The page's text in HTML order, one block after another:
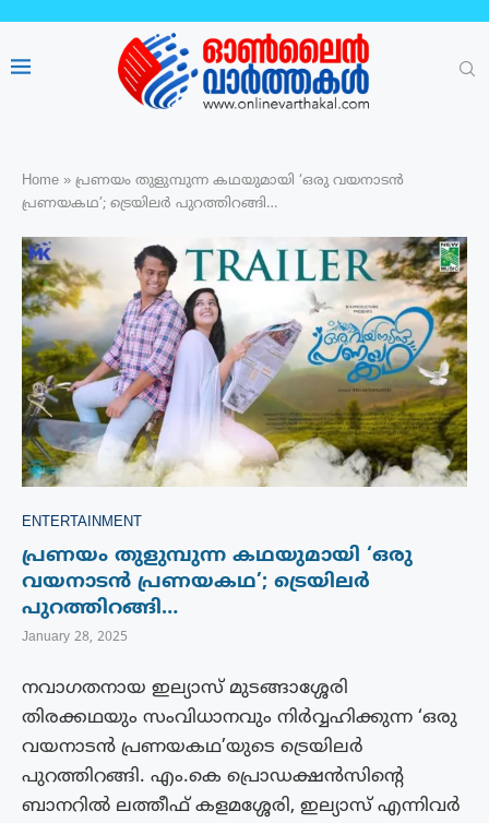
Home » പ്രണയം തുളുമ്പുന്ന കഥയുമായി ‘ഒരു വയനാടൻ
പ്രണയകഥ’; ട്രെയിലർ പുറത്തിറങ്ങി…
ENTERTAINMENT
പ്രണയം തുളുമ്പുന്ന കഥയുമായി ‘ഒരു
വയനാടൻ പ്രണയകഥ’; ട്രെയിലർ
പുറത്തിറങ്ങി…
January 28, 2025
നവാഗതനായ ഇല്യാസ് മുടങ്ങാശ്ശേരി
തിരക്കഥയും സംവിധാനവും നിർവ്വഹിക്കുന്ന ‘ഒരു
വയനാടൻ പ്രണയകഥ’യുടെ ട്രെയിലർ
പുറത്തിറങ്ങി. എം.കെ പ്രൊഡക്ഷൻസിന്റെ
ബാനറിൽ ലത്തീഫ് കളമശ്ശേരി, ഇല്യാസ് എന്നിവർ